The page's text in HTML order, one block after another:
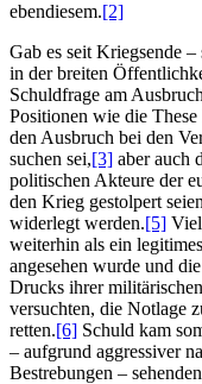
ebendiesem.[2]
Gab es seit Kriegsende
in der breiten
Schuldfrage am
Positionen wie die
den Ausbruch bei den
suchen sei,[3] aber auch
politischen Akteure der
den Krieg gestolpert
widerlegt werden.[5]
weiterhin als ein
angesehen wurde und
Drucks ihrer
versuchten, die Notlage
retten.[6] Schuld kam
– aufgrund aggressiver
Bestrebungen –